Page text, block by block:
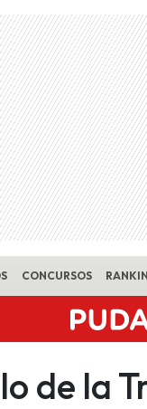
CONCURSOS
de la